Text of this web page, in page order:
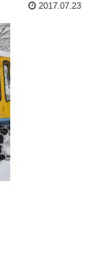
2017.07.23